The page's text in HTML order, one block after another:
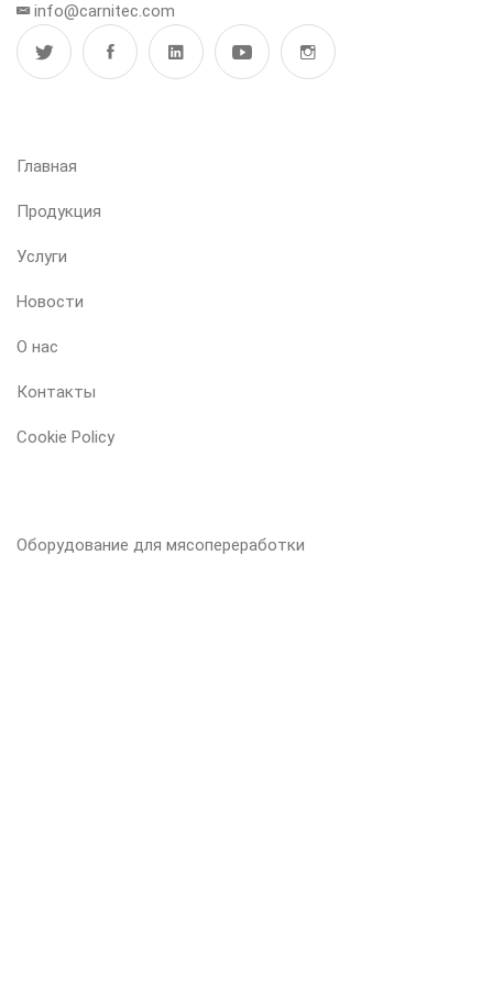
info@carnitec.com
Главная
Продукция
Услуги
Новости
О нас
Контакты
Cookie Policy
Оборудование для мясопереработки